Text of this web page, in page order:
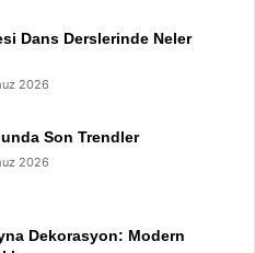
Dans Derslerinde Neler
2026
Son Trendler
2026
Dekorasyon: Modern